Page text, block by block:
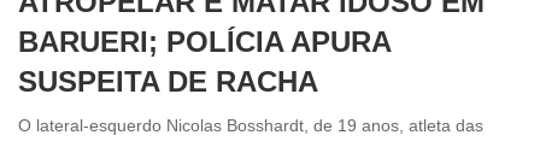
BARUERI; POLÍCIA APURA
SUSPEITA DE RACHA
O lateral-esquerdo Nicolas Bosshardt, de 19 anos, atleta das